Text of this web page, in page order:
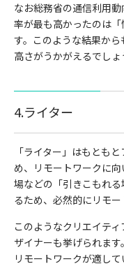
なお総務省の通信利用
率が最も高かったのは
す。このような結果か
高さがうかがえるでしょ
4.ライター
「ライター」はもとも
め、リモートワークに
場などの「引きこもれ
るため、必然的にリモー
このようなクリエイテ
ザイナーも挙げられます
リモートワークが適して